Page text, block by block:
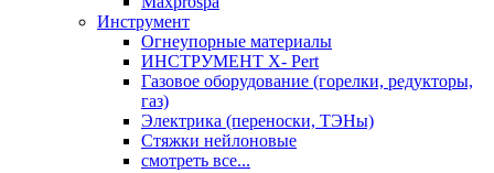
Инструмент
Огнеупорные материалы
ИНСТРУМЕНТ X- Pert
Газовое оборудование (горелки, редукторы,
газ)
Электрика (переноски, ТЭНы)
Стяжки нейлоновые
смотреть все...